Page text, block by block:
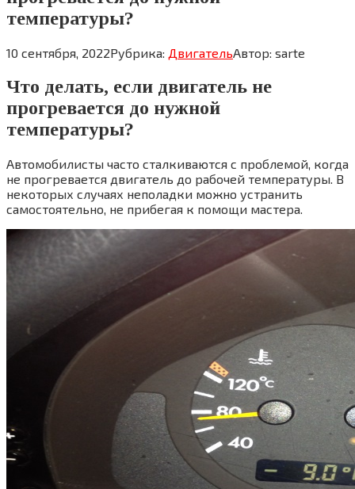
температуры?
10 сентября, 2022Рубрика: ДвигательАвтор: sarte
Что делать, если двигатель не
прогревается до нужной
температуры?
Автомобилисты часто сталкиваются с проблемой, когда
не прогревается двигатель до рабочей температуры. В
некоторых случаях неполадки можно устранить
самостоятельно, не прибегая к помощи мастера.